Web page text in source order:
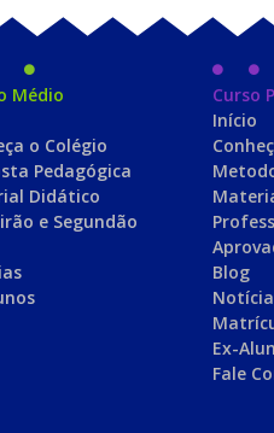
Médio
o Colégio
Pedagógica
Didático
e Segundão
Curso
Início
Blog
Ex-
Fale